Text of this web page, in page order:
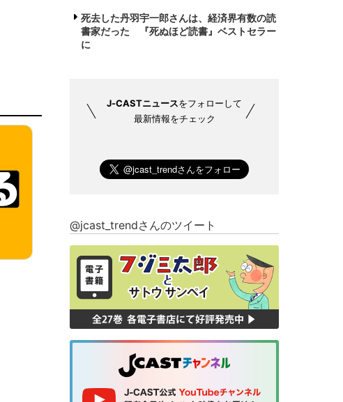
死去した丹羽宇一郎さんは、経済界有数の読
書家だった 『死ぬほど読書』ベストセラー
に
J-CASTニュースをフォローして
最新情報をチェック
@jcast_trendさんのツイート